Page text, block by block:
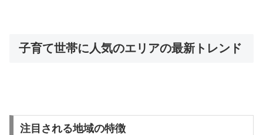
子育て世帯に人気のエリアの最新トレンド
注目される地域の特徴